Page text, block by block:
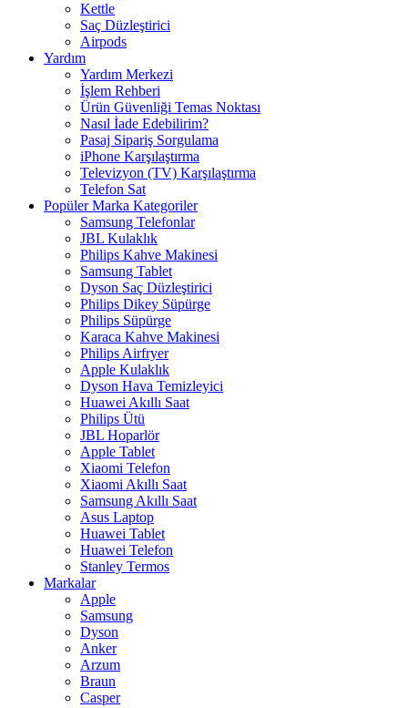
Kettle
Saç Düzleştirici
Airpods
Yardım
Yardım Merkezi
İşlem Rehberi
Ürün Güvenliği Temas Noktası
Nasıl İade Edebilirim?
Pasaj Sipariş Sorgulama
iPhone Karşılaştırma
Televizyon (TV) Karşılaştırma
Telefon Sat
Popüler Marka Kategoriler
Samsung Telefonlar
JBL Kulaklık
Philips Kahve Makinesi
Samsung Tablet
Dyson Saç Düzleştirici
Philips Dikey Süpürge
Philips Süpürge
Karaca Kahve Makinesi
Philips Airfryer
Apple Kulaklık
Dyson Hava Temizleyici
Huawei Akıllı Saat
Philips Ütü
JBL Hoparlör
Apple Tablet
Xiaomi Telefon
Xiaomi Akıllı Saat
Samsung Akıllı Saat
Asus Laptop
Huawei Tablet
Huawei Telefon
Stanley Termos
Markalar
Apple
Samsung
Dyson
Anker
Arzum
Braun
Casper